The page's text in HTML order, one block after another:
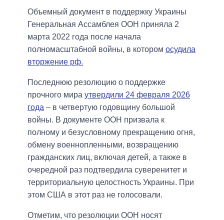
Объемный документ в поддержку Украины
Генеральная Ассамблея ООН приняла 2
марта 2022 года после начала
полномасштабной войны, в котором осудила
вторжение рф.
Последнюю резолюцию о поддержке
прочного мира утвердили 24 февраля 2026
года – в четвертую годовщину большой
войны. В документе ООН призвала к
полному и безусловному прекращению огня,
обмену военнопленными, возвращению
гражданских лиц, включая детей, а также в
очередной раз подтвердила суверенитет и
территориальную целостность Украины. При
этом США в этот раз не голосовали.
Отметим, что резолюции ООН носят